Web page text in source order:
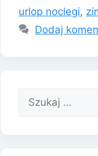
urlop noclegi,
Dodaj